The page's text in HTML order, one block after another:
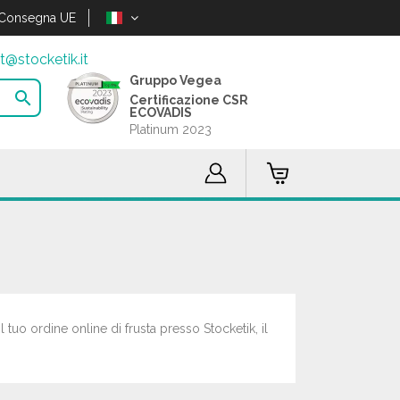
UE

Gruppo Vegea
Certificazione CSR
ECOVADIS
Platinum 2023
ordine online di frusta presso Stocketik, il